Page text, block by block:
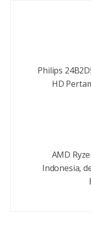
Philips
HD
AMD
Indonesia,